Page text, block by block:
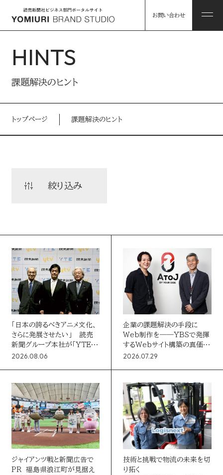
ABOUT
私たちについて トップ
HINTS
WORKS
LINEUP
企画・イベント
MEDIA
媒体・広告メニュー
新聞
ターゲットメディア
デジタル広告配信
AWARD
読売新聞の広告賞
読売新聞の広告賞 トップ
CONTACT
お問い合わせ
お問い合わせ
HINTS
課題解決のヒント
トップページ 課題解決のヒント
絞り込み
Webサイト IP・キャラクター
メディアプランニング データマーケティング
ブランディング プロモーション
ソーシャルデザイン PR・SNS
リサーチ・分析
新聞 marie claire
学び カルチャー ラグジュアリー
「日本の誇るべきアニメ文化、
さらに発展させたい」 読売
新聞グループ本社が「YTE」
を子会社化
2026.08.06
企業の課題解決の手段に
Web制作を――YBSで発揮
するWebサイト構築の真価
【コンソーシアムパートナーズ
2026.07.29
ジャイアンツ戦と新聞広告で
PR 福島県浪江町が見据え
技術と挑戦で物流の未来を切
り拓く